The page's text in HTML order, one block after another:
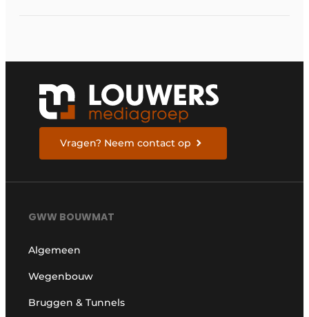
Vragen? Neem contact op
GWW BOUWMAT
Algemeen
Wegenbouw
Bruggen & Tunnels